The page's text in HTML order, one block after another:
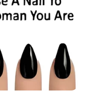
London